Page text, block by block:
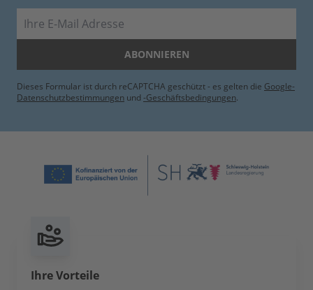
ABONNIEREN
Dieses Formular ist durch reCAPTCHA geschützt - es gelten die Google-
Datenschutzbestimmungen und -Geschäftsbedingungen.
Ihre Vorteile